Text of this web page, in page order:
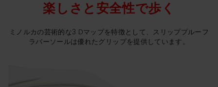
楽しさと安全性で歩く
ミノルカの芸術的な3 Dマップを特徴として、スリッププルーフ
ラバーソールは優れたグリップを提供しています。